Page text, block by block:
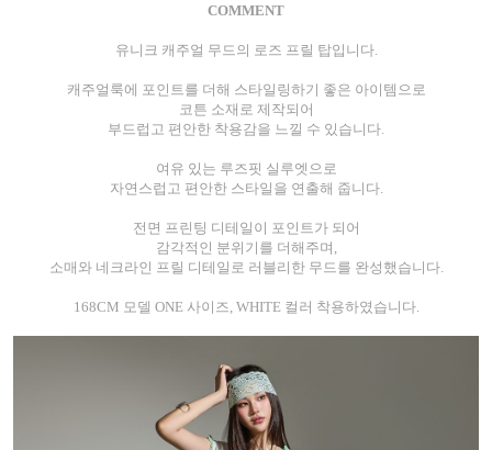
COMMENT
유니크 캐주얼 무드의 로즈 프릴 탑입니다.
캐주얼룩에 포인트를 더해 스타일링하기 좋은 아이템으로
코튼 소재로 제작되어
부드럽고 편안한 착용감을 느낄 수 있습니다.
여유 있는 루즈핏 실루엣으로
자연스럽고 편안한 스타일을 연출해 줍니다.
전면 프린팅 디테일이 포인트가 되어
감각적인 분위기를 더해주며,
소매와 네크라인 프릴 디테일로 러블리한 무드를 완성했습니다.
168CM 모델 ONE 사이즈, WHITE 컬러 착용하였습니다.